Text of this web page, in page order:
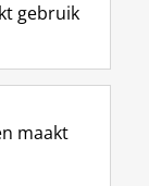
t
r
m
T
e
k
gebruik
maakt